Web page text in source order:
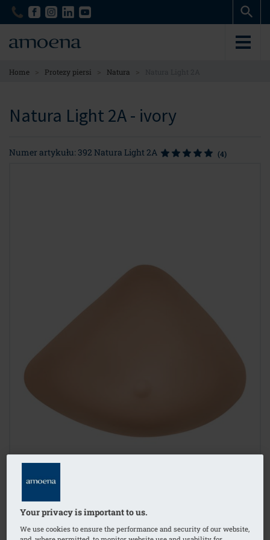
Skip
content
Skip
content
Home > Protezy piersi > Natura >
Natura Light 2A - ivory
Numer artykułu: 392 Natura Light 2A (4)
4
Your privacy is important to us.
We use cookies to ensure the performance and security of our website,